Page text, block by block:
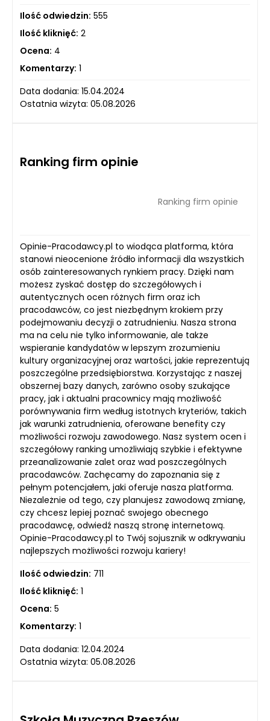
Ilość odwiedzin: 555
Ilość kliknięć: 2
Ocena: 4
Komentarzy: 1
Data dodania: 15.04.2024
Ostatnia wizyta: 05.08.2026
Ranking firm opinie
Ranking firm opinie
Opinie-Pracodawcy.pl to wiodąca platforma, która
stanowi nieocenione źródło informacji dla wszystkich
osób zainteresowanych rynkiem pracy. Dzięki nam
możesz zyskać dostęp do szczegółowych i
autentycznych ocen różnych firm oraz ich
pracodawców, co jest niezbędnym krokiem przy
podejmowaniu decyzji o zatrudnieniu. Nasza strona
ma na celu nie tylko informowanie, ale także
wspieranie kandydatów w lepszym zrozumieniu
kultury organizacyjnej oraz wartości, jakie reprezentują
poszczególne przedsiębiorstwa. Korzystając z naszej
obszernej bazy danych, zarówno osoby szukające
pracy, jak i aktualni pracownicy mają możliwość
porównywania firm według istotnych kryteriów, takich
jak warunki zatrudnienia, oferowane benefity czy
możliwości rozwoju zawodowego. Nasz system ocen i
szczegółowy ranking umożliwiają szybkie i efektywne
przeanalizowanie zalet oraz wad poszczególnych
pracodawców. Zachęcamy do zapoznania się z
pełnym potencjałem, jaki oferuje nasza platforma.
Niezależnie od tego, czy planujesz zawodową zmianę,
czy chcesz lepiej poznać swojego obecnego
pracodawcę, odwiedź naszą stronę internetową.
Opinie-Pracodawcy.pl to Twój sojusznik w odkrywaniu
najlepszych możliwości rozwoju kariery!
Ilość odwiedzin: 711
Ilość kliknięć: 1
Ocena: 5
Komentarzy: 1
Data dodania: 12.04.2024
Ostatnia wizyta: 05.08.2026